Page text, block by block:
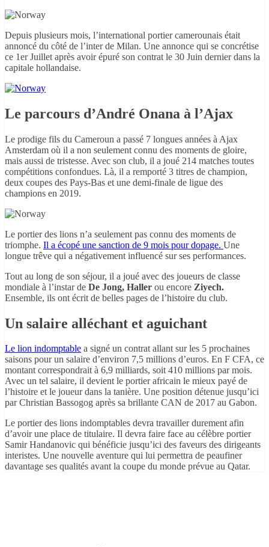
Depuis plusieurs mois, l’international portier camerounais était
annoncé du côté de l’inter de Milan. Une annonce qui se concrétise
ce 1er Juillet après avoir épuré son contrat le 30 Juin dernier dans la
capitale hollandaise.
Le parcours d’André Onana à l’Ajax
Le prodige fils du Cameroun a passé 7 longues années à Ajax
Amsterdam où il a non seulement connu des moments de gloire,
mais aussi de tristesse. Avec son club, il a joué 214 matches toutes
compétitions confondues. Là, il a remporté 3 titres de champion,
deux coupes des Pays-Bas et une demi-finale de ligue des
champions en 2019.
Le portier des lions n’a seulement pas connu des moments de
triomphe. Il a écopé une sanction de 9 mois pour dopage. Une
longue trêve qui a négativement influencé sur ses performances.
Tout au long de son séjour, il a joué avec des joueurs de classe
mondiale à l’instar de De Jong, Haller ou encore Ziyech.
Ensemble, ils ont écrit de belles pages de l’histoire du club.
Un salaire alléchant et aguichant
Le lion indomptable a signé un contrat allant sur les 5 prochaines
saisons pour un salaire d’environ 7,5 millions d’euros. En F CFA, ce
montant correspondrait à 6,9 milliards, soit 410 millions par mois.
Avec un tel salaire, il devient le portier africain le mieux payé de
l’histoire et le joueur dans la tanière. Une position détenue jusqu’ici
par Christian Bassogog après sa brillante CAN de 2017 au Gabon.
Le portier des lions indomptables devra travailler durement afin
d’avoir une place de titulaire. Il devra faire face au célèbre portier
Samir Handanovic qui bénéficie jusqu’ici des faveurs des dirigeants
interistes. Une nouvelle aventure qui lui permettra de peaufiner
davantage ses qualités avant la coupe du monde prévue au Qatar.